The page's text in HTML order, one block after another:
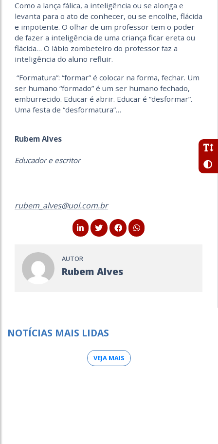
Como a lança fálica, a inteligência ou se alonga e
levanta para o ato de conhecer, ou se encolhe, flácida
e impotente. O olhar de um professor tem o poder
de fazer a inteligência de uma criança ficar ereta ou
flácida… O lábio zombeteiro do professor faz a
inteligência do aluno refluir.
“Formatura”: “formar” é colocar na forma, fechar. Um
ser humano “formado” é um ser humano fechado,
emburrecido. Educar é abrir. Educar é “desformar”.
Uma festa de “desformatura”…
Rubem Alves
Educador e escritor
rubem_alves@uol.com.br
AUTOR
Rubem Alves
NOTÍCIAS MAIS LIDAS
VEJA MAIS